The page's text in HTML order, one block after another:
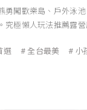
勇闖歡樂島、戶外泳
究極懶人玩法推薦露
選 全台最美
小